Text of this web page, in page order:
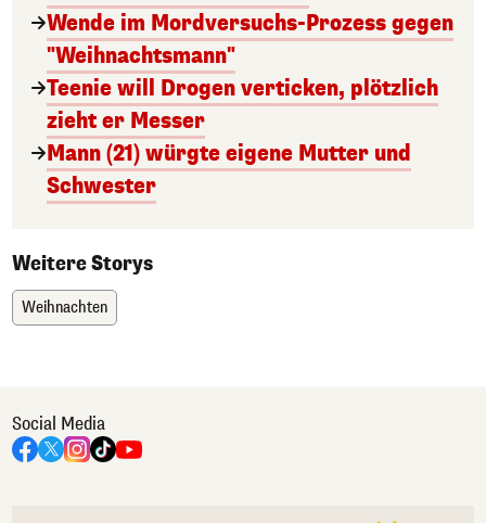
Wende im Mordversuchs-Prozess gegen
"Weihnachtsmann"
Teenie will Drogen verticken, plötzlich
zieht er Messer
Mann (21) würgte eigene Mutter und
Schwester
Weitere Storys
Weihnachten
Social Media